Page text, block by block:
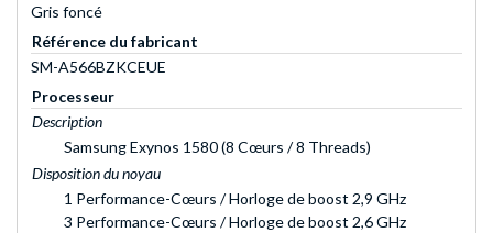
Gris foncé
Référence du fabricant
SM-A566BZKCEUE
Processeur
Description
Samsung Exynos 1580 (8 Cœurs / 8 Threads)
Disposition du noyau
1 Performance-Cœurs / Horloge de boost 2,9 GHz
3 Performance-Cœurs / Horloge de boost 2,6 GHz